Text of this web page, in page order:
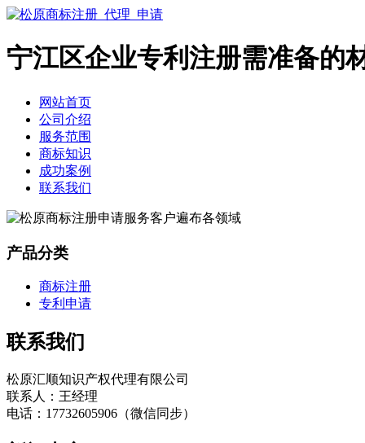
宁江区企业专利注册需准备的
网站首页
公司介绍
服务范围
商标知识
成功案例
联系我们
产品分类
商标注册
专利申请
联系我们
松原汇顺知识产权代理有限公司
联系人：王经理
电话：17732605906（微信同步）